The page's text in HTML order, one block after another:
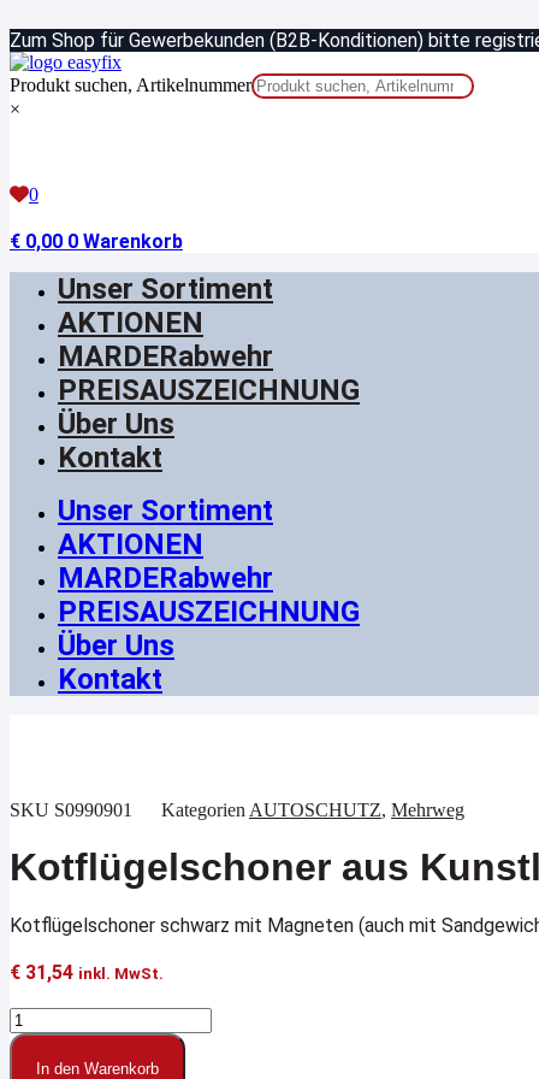
Inhalt
springen
Zum Shop für Gewerbekunden (B2B-Konditionen) bitte
Produkt suchen, Artikelnummer
×
0
€ 0,00 0 Warenkorb
Unser Sortiment
AKTIONEN
MARDERabwehr
PREISAUSZEICHNUNG
Über Uns
Kontakt
Unser Sortiment
AKTIONEN
MARDERabwehr
PREISAUSZEICHNUNG
Über Uns
Kontakt
SKU S0990901 Kategorien AUTOSCHUTZ, Mehrweg
Kotflügelschoner aus
Kotflügelschoner schwarz mit Magneten (auch mit
€ 31,54 inkl. MwSt.
Kotflügelschoner
aus
Kunstleder,
In den Warenkorb